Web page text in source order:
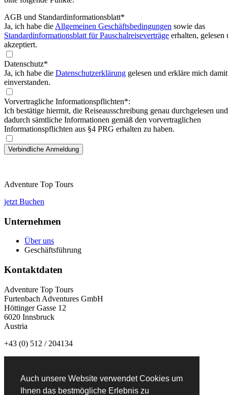
Auch unsere Website verwendet Cookies um
Ihnen das bestmögliche Erlebnis zu
AGB und Standardinformationsblatt*
Ja, ich habe die Allgemeinen Geschäftsbedingungen sowie das
Standardinformationsblatt für Pauschalreiseverträge erhalten, gelesen
akzeptiert.
Datenschutz*
Ja, ich habe die Datenschutzerklärung gelesen und erkläre mich damit
einverstanden.
Vorvertragliche Informationspflichten*:
Ich bestätige hiermit, die Reiseausschreibung genau durchgelesen und
dadurch sämtliche Informationen gemäß den vorvertraglichen
Informationspflichten aus §4 PRG erhalten zu haben.
Adventure Top Tours
jetzt Buchen
Unternehmen
Über uns
Geschäftsführung
Kontaktdaten
Adventure Top Tours
Furtenbach Adventures GmbH
Höttinger Gasse 12
6020 Innsbruck
Austria
+43 (0) 512 / 204134
Newsletteranmeldung: